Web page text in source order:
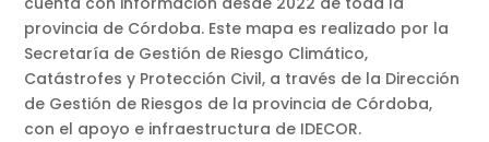
provincia de Córdoba. Este mapa es realizado por la
Secretaría de Gestión de Riesgo Climático,
Catástrofes y Protección Civil, a través de la Dirección
de Gestión de Riesgos de la provincia de Córdoba,
con el apoyo e infraestructura de IDECOR.